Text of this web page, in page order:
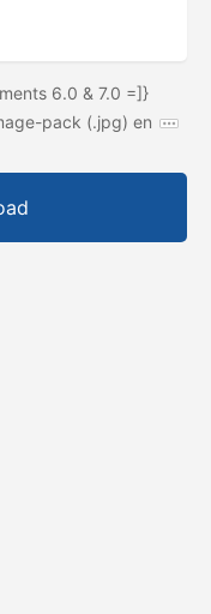
6.0 & 7.0 =]}
pack (.jpg) en